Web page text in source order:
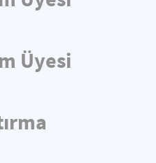
Üyesi